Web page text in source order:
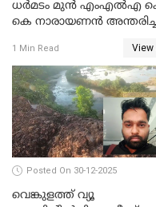
ധർമടം മുൻ എംഎല്‍എ കെ
കെ നാരായണന്‍
1 Min Read View
Posted On 30-12-2025
വെങ്കുളത്ത് വ്യൂ